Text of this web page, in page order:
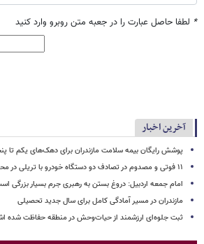
* لطفا حاصل عبارت را در جعبه متن روبرو وارد کنید
آخرین اخبار
پوشش رایگان بیمه سلامت مازندران برای دهک‌های یکم تا
۱۱ فوتی و مصدوم در تصادف دو دستگاه خودرو با تریلی در محور سلماس - ارومیه
امام جمعه اردبیل: دروغ بستن به رهبری جرم بسیار بزرگی
مازندران در مسیر آمادگی کامل برای سال جدید تحصیلی
ثبت جلوه‌ای ارزشمند از حیات‌وحش در منطقه حفاظت شده